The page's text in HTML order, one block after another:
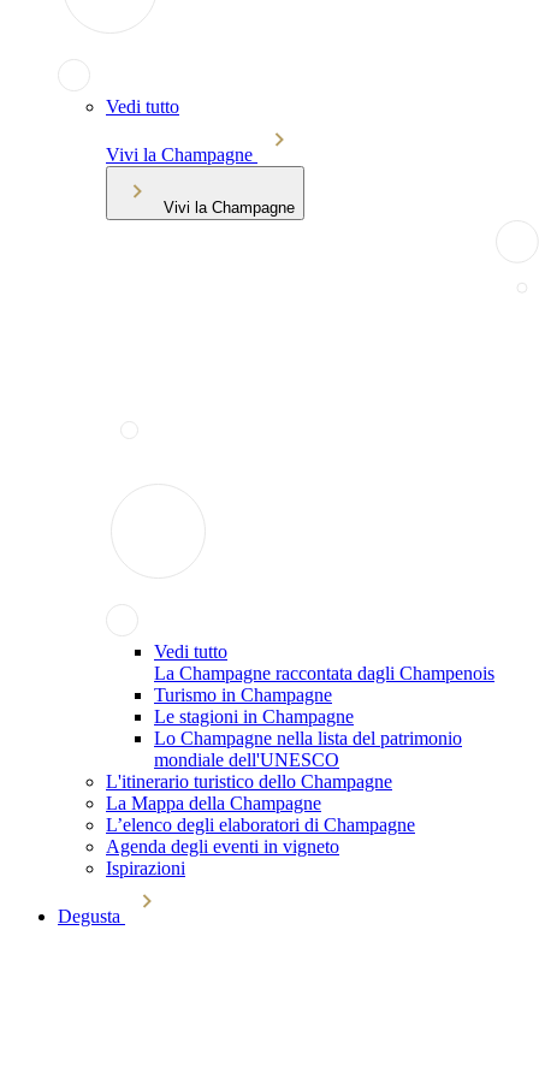
Vedi tutto
Vivi la Champagne
Vivi la Champagne
Vedi tutto
La Champagne raccontata dagli Champenois
Turismo in Champagne
Le stagioni in Champagne
Lo Champagne nella lista del patrimonio
mondiale dell'UNESCO
L'itinerario turistico dello Champagne
La Mappa della Champagne
L’elenco degli elaboratori di Champagne
Agenda degli eventi in vigneto
Ispirazioni
Degusta